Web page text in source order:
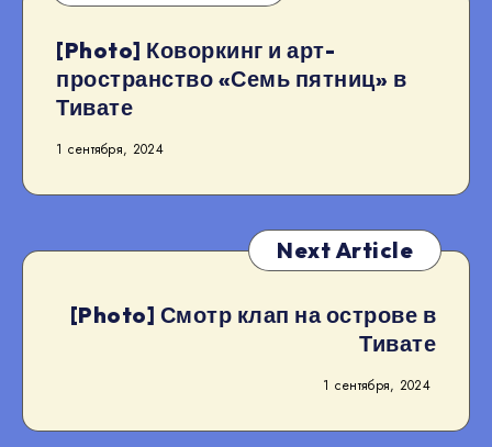
[Photo] Коворкинг и арт-
пространство «Семь пятниц» в
Тивате
1 сентября, 2024
Next Article
[Photo] Смотр клап на острове в
Тивате
1 сентября, 2024